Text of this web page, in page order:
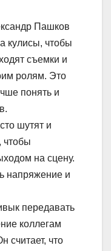
Пашков
кулисы, чтобы
съемки и
ролям. Это
понять и
шутят и
чтобы
на сцену.
напряжение и
передавать
коллегам
считает, что